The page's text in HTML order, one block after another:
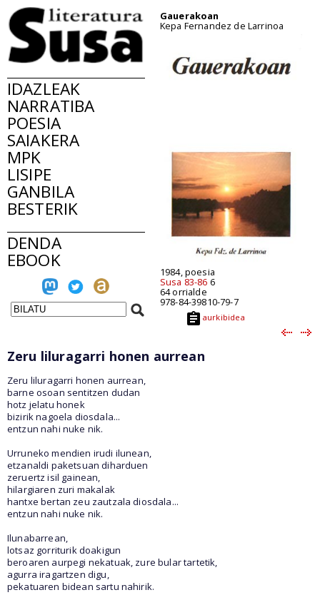
IDAZLEAK
NARRATIBA
POESIA
SAIAKERA
MPK
LISIPE
GANBILA
BESTERIK
DENDA
EBOOK
Gauerakoan
Kepa Fernandez de Larrinoa
1984, poesia
Susa 83-86 6
64 orrialde
978-84-39810-79-7
aurkibidea
Zeru liluragarri honen aurrean
Zeru liluragarri honen aurrean,
barne osoan sentitzen dudan
hotz jelatu honek
bizirik nagoela diosdala...
entzun nahi nuke nik.
Urruneko mendien irudi ilunean,
etzanaldi paketsuan diharduen
zeruertz isil gainean,
hilargiaren zuri makalak
hantxe bertan zeu zautzala diosdala...
entzun nahi nuke nik.
Ilunabarrean,
lotsaz gorriturik doakigun
beroaren aurpegi nekatuak, zure bular tartetik,
agurra iragartzen digu,
pekatuaren bidean sartu nahirik.